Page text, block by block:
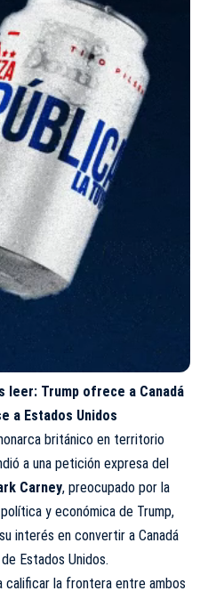
leer: Trump ofrece a Canadá
a Estados Unidos
británico en territorio
a una petición expresa del
Carney, preocupado por la
y económica de Trump,
interés en convertir a Canadá
de Estados Unidos.
calificar la frontera entre ambos